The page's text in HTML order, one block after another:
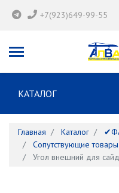
+7(923)649-99-55
КАТАЛОГ
Главная Каталог
Сопутствующие
Угол внешний для